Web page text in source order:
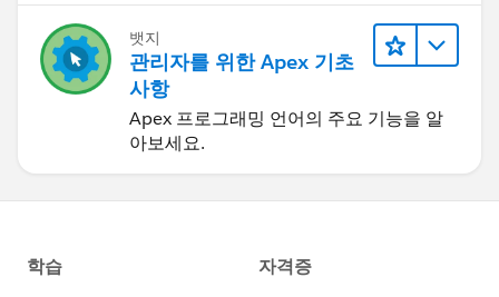
뱃지
관리자를 위한 Apex 기초
사항
Apex 프로그래밍 언어의 주요 기능을 알
아보세요.